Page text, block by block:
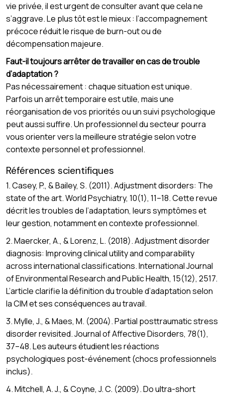
vie privée, il est urgent de consulter avant que cela ne
s’aggrave. Le plus tôt est le mieux : l’accompagnement
précoce réduit le risque de burn-out ou de
décompensation majeure.
Faut-il toujours arrêter de travailler en cas de trouble
d’adaptation ?
Pas nécessairement : chaque situation est unique.
Parfois un arrêt temporaire est utile, mais une
réorganisation de vos priorités ou un suivi psychologique
peut aussi suffire. Un professionnel du secteur pourra
vous orienter vers la meilleure stratégie selon votre
contexte personnel et professionnel.
Références scientifiques
1. Casey, P., & Bailey, S. (2011). Adjustment disorders: The
state of the art. World Psychiatry, 10(1), 11–18. Cette revue
décrit les troubles de l’adaptation, leurs symptômes et
leur gestion, notamment en contexte professionnel.
2. Maercker, A., & Lorenz, L. (2018). Adjustment disorder
diagnosis: Improving clinical utility and comparability
across international classifications. International Journal
of Environmental Research and Public Health, 15(12), 2517.
L’article clarifie la définition du trouble d’adaptation selon
la CIM et ses conséquences au travail.
3. Mylle, J., & Maes, M. (2004). Partial posttraumatic stress
disorder revisited. Journal of Affective Disorders, 78(1),
37–48. Les auteurs étudient les réactions
psychologiques post-événement (chocs professionnels
inclus).
4. Mitchell, A. J., & Coyne, J. C. (2009). Do ultra-short